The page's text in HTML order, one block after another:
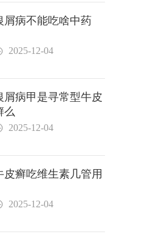
屑病不能吃啥中药
2025-12-04
屑病甲是寻常型牛皮
么
2025-12-04
皮癣吃维生素几管用
2025-12-04